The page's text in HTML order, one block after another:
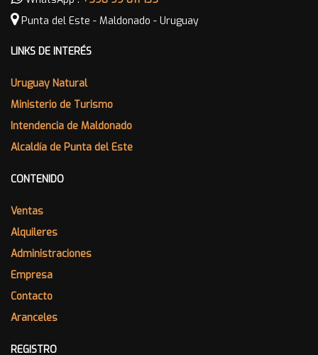
Punta del Este - Maldonado - Uruguay
LINKS DE INTERÉS
Uruguay Natural
Ministerio de Turismo
Intendencia de Maldonado
Alcaldía de Punta del Este
CONTENIDO
Ventas
Alquileres
Administraciones
Empresa
Contacto
Aranceles
REGISTRO